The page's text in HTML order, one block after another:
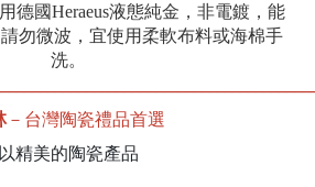
德國Heraeus液態純金，非電鍍，能
勿微波，宜使用柔軟布料或海棉手
洗。
－台灣陶瓷禮品首選
以精美的陶瓷產品